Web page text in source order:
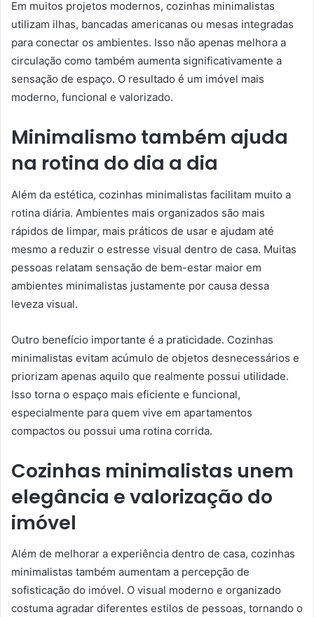
Em muitos projetos modernos, cozinhas minimalistas
utilizam ilhas, bancadas americanas ou mesas integradas
para conectar os ambientes. Isso não apenas melhora a
circulação como também aumenta significativamente a
sensação de espaço. O resultado é um imóvel mais
moderno, funcional e valorizado.
Minimalismo também ajuda
na rotina do dia a dia
Além da estética, cozinhas minimalistas facilitam muito a
rotina diária. Ambientes mais organizados são mais
rápidos de limpar, mais práticos de usar e ajudam até
mesmo a reduzir o estresse visual dentro de casa. Muitas
pessoas relatam sensação de bem-estar maior em
ambientes minimalistas justamente por causa dessa
leveza visual.
Outro benefício importante é a praticidade. Cozinhas
minimalistas evitam acúmulo de objetos desnecessários e
priorizam apenas aquilo que realmente possui utilidade.
Isso torna o espaço mais eficiente e funcional,
especialmente para quem vive em apartamentos
compactos ou possui uma rotina corrida.
Cozinhas minimalistas unem
elegância e valorização do
imóvel
Além de melhorar a experiência dentro de casa, cozinhas
minimalistas também aumentam a percepção de
sofisticação do imóvel. O visual moderno e organizado
costuma agradar diferentes estilos de pessoas, tornando o